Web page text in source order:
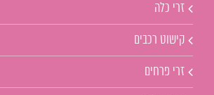
זרי כלה
קישוט רכבים
זרי פרחים